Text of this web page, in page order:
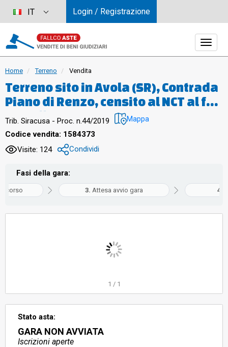
Home Terreno Vendita
Terreno sito in Avola (SR), Contrada
Piano di Renzo, censito al NCT al fg.
43, p.lla 3224.
Trib. Siracusa - Proc. n.44/2019 Mappa
Codice vendita: 1584373
Visite: 124
Condividi
Fasi della gara:
corso Attesa avvio gara
1 / 1
Stato asta:
GARA NON AVVIATA
Iscrizioni aperte
IT Login / Registrazione